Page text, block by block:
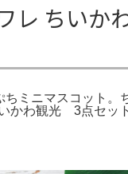
ちいか
ミニマスコット。
いかわ観光 3点セ